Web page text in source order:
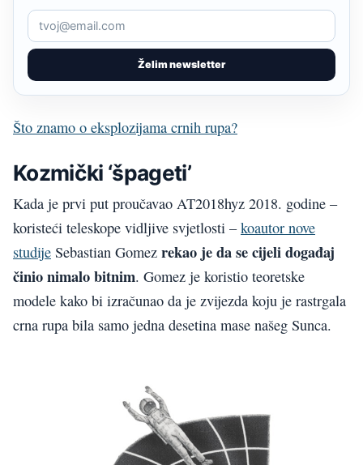
Želim newsletter
Što znamo o eksplozijama crnih rupa?
Kozmički ‘špageti’
Kada je prvi put proučavao AT2018hyz 2018. godine –
koristeći teleskope vidljive svjetlosti –koautor nove
studije Sebastian Gomez rekao je da se cijeli događaj
činio nimalo bitnim. Gomez je koristio teoretske
modele kako bi izračunao da je zvijezda koju je rastrgala
crna rupa bila samo jedna desetina mase našeg Sunca.